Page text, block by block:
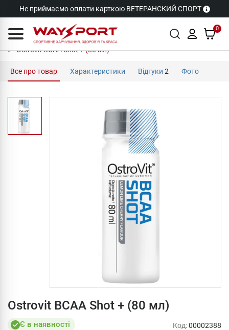
Не приймаємо оплати карткою ВЕТЕРАНСКИЙ СПОРТ
0
Ostrovit BCAA Shot + (80 мл)
Все про товар Характеристики Відгуки 2 Фото
Ostrovit BCAA Shot + (80 мл)
Є в наявності
Код:00002388